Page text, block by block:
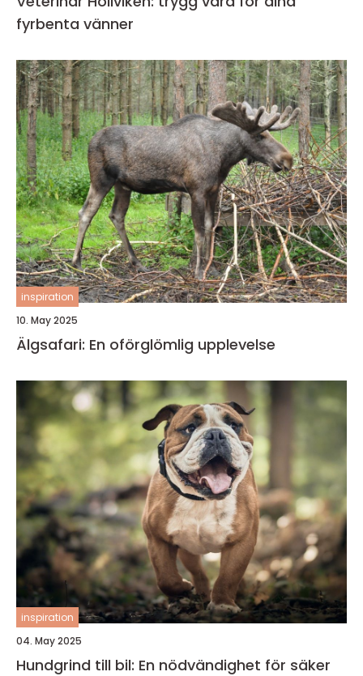
fyrbenta vänner
inspiration
10. May 2025
Älgsafari: En oförglömlig upplevelse
inspiration
04. May 2025
Hundgrind till bil: En nödvändighet för säker